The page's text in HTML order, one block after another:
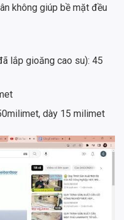
không giúp bề mặt đều
lắp gioăng cao su): 45
dày 15 milimet